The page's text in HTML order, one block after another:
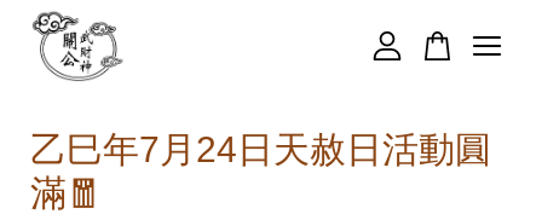
乙巳年7月24日天赦日活動圓
滿🧧